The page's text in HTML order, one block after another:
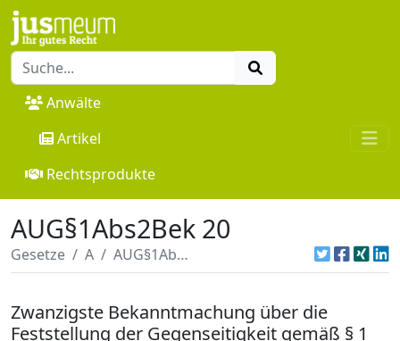
Anwälte
Artikel
Rechtsprodukte
AUG§1Abs2Bek 20
Gesetze A AUG§1Abs2Bek 20
Zwanzigste Bekanntmachung über die
Feststellung der Gegenseitigkeit gemäß § 1